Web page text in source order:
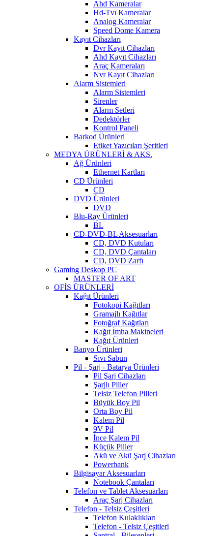
Ahd Kameralar
Hd-Tvı Kameralar
Analog Kameralar
Speed Dome Kamera
Kayıt Cihazları
Dvr Kayıt Cihazları
Ahd Kayıt Cihazları
Araç Kameraları
Nvr Kayıt Cihazları
Alarm Sistemleri
Alarm Sistemleri
Sirenler
Alarm Setleri
Dedektörler
Kontrol Paneli
Barkod Ürünleri
Etiket Yazıcıları Şeritleri
MEDYA ÜRÜNLERİ & AKS.
Ağ Ürünleri
Ethernet Kartları
CD Ürünleri
CD
DVD Ürünleri
DVD
Blu-Ray Ürünleri
BL
CD-DVD-BL Aksesuarları
CD, DVD Kutuları
CD, DVD Çantaları
CD, DVD Zarfı
Gaming Deskop PC
MASTER OF ART
OFİS ÜRÜNLERİ
Kağıt Ürünleri
Fotokopi Kağıtları
Gramajlı Kağıtlar
Fotoğraf Kağıtları
Kağıt İmha Makineleri
Kağıt Ürünleri
Banyo Ürünleri
Sıvı Sabun
Pil - Şarj - Batarya Ürünleri
Pil Şarj Cihazları
Şarjlı Piller
Telsiz Telefon Pilleri
Büyük Boy Pil
Orta Boy Pil
Kalem Pil
9V Pil
İnce Kalem Pil
Küçük Piller
Akü ve Akü Şarj Cihazları
Powerbank
Bilgisayar Aksesuarları
Notebook Çantaları
Telefon ve Tablet Aksesuarları
Araç Şarj Cihazları
Telefon - Telsiz Çeşitleri
Telefon Kulaklıkları
Telefon - Telsiz Çeşitleri